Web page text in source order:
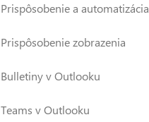
Prispôsobenie a automatizácia
Prispôsobenie zobrazenia
Bulletiny v Outlooku
Teams v Outlooku